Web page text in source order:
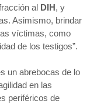
al DIH, y
Asimismo, brindar
víctimas, como
de los testigos”.
un abrebocas de lo
en las
periféricos de